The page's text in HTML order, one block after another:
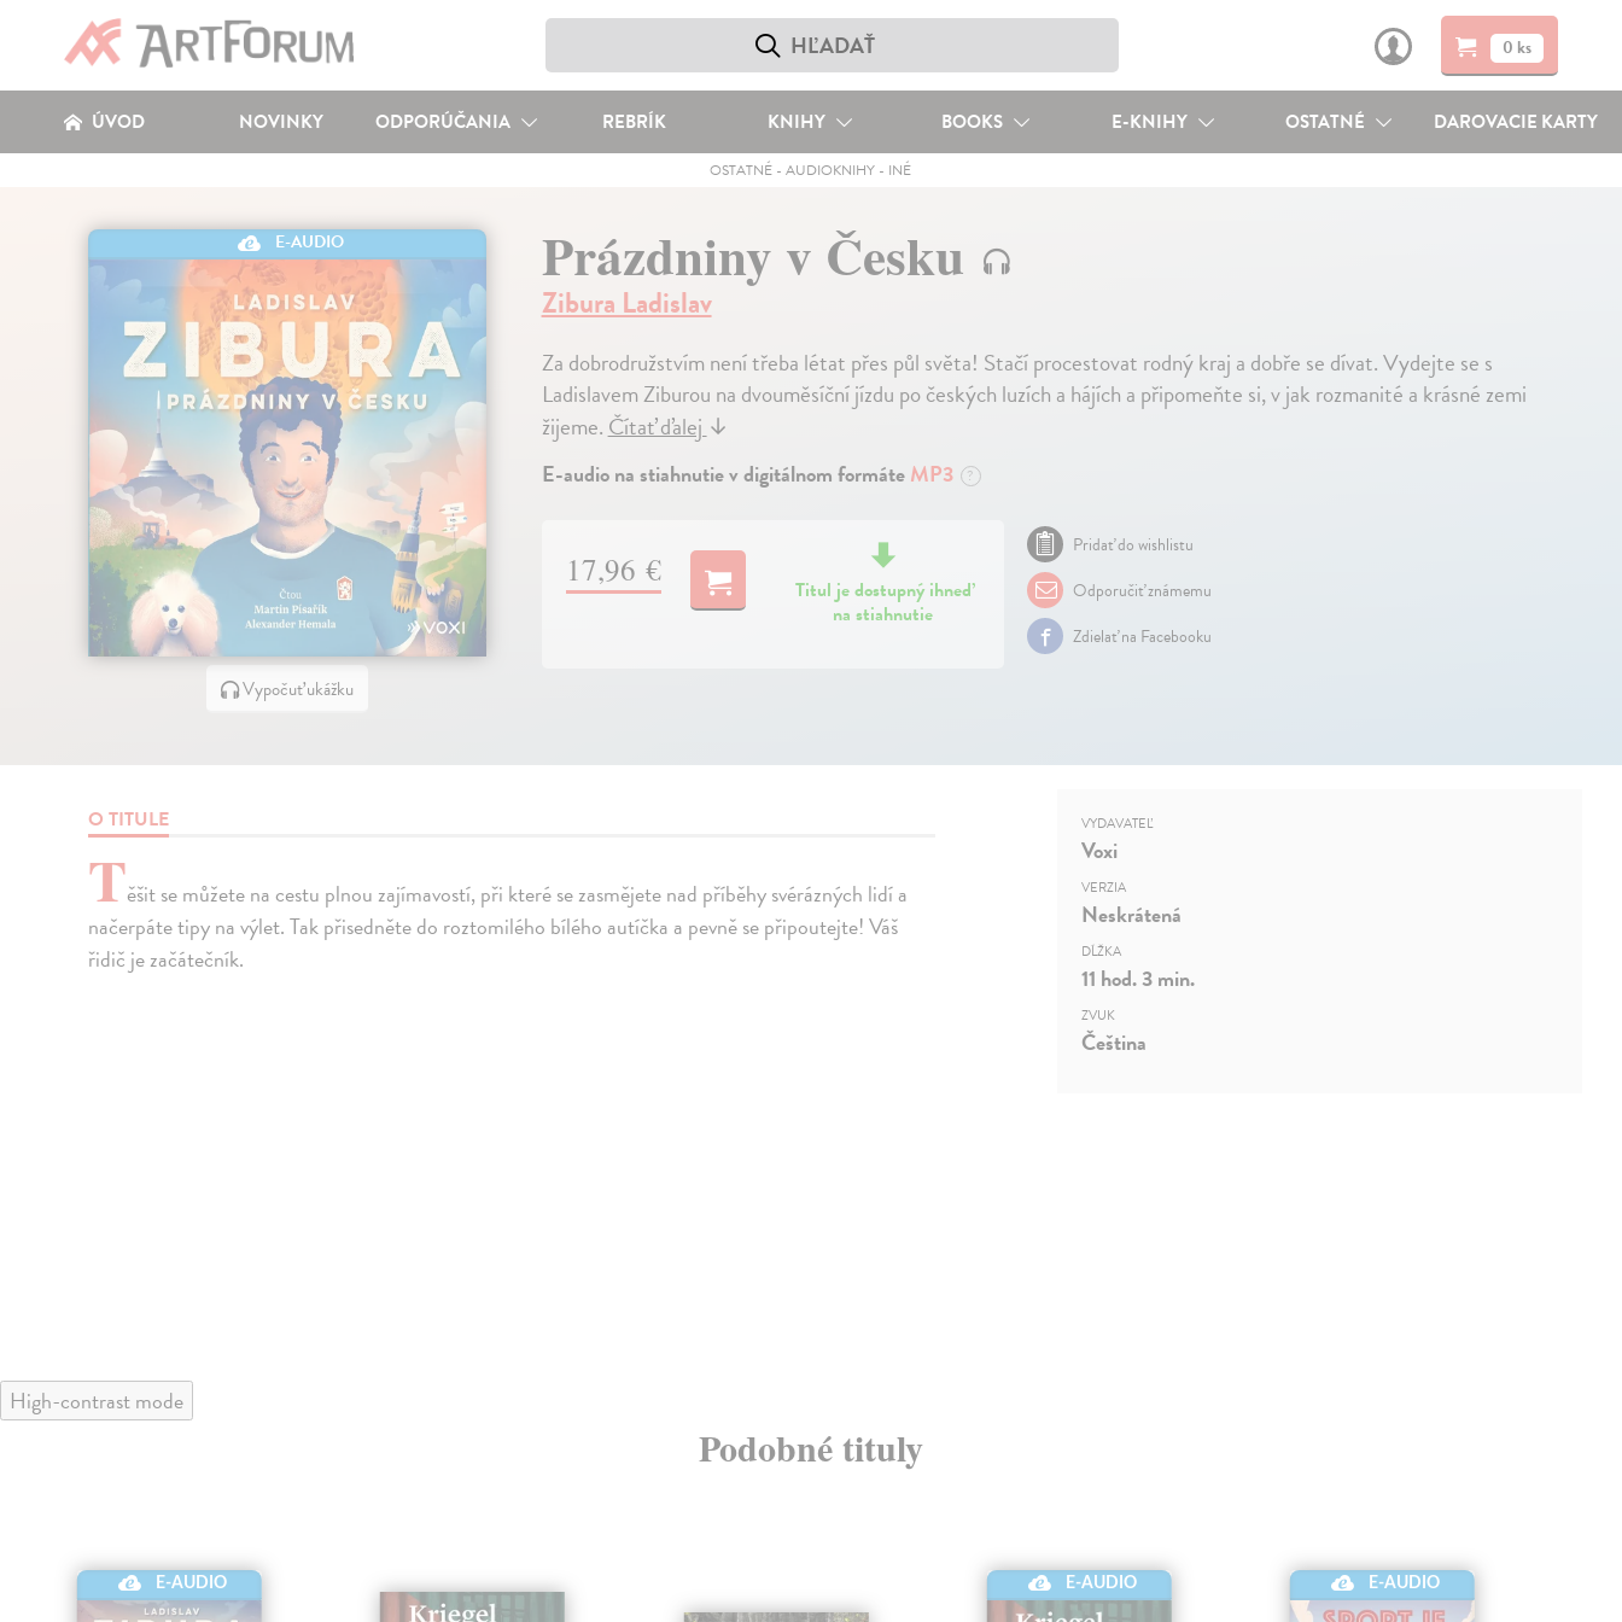
0 ks
ÚVOD NOVINKY ODPORÚČANIA REBRÍK KNIHY BOOKS E-KNIHY OSTATNÉ DAROVACIE KARTY
OSTATNÉ -AUDIOKNIHY - INÉ
E-AUDIO
Vypočuť ukážku
Prázdniny v Česku
Zibura Ladislav
Za dobrodružstvím není třeba létat přes půl světa! Stačí procestovat rodný kraj a dobře se dívat. Vydejte se s
Ladislavem Ziburou na dvouměsíční jízdu po českých luzích a hájích a připomeňte si, v jak rozmanité a krásné zemi
žijeme.Čítať ďalej↓
E-audio na stiahnutie v digitálnom formáteMP3 ?
17,96 €
Titul je dostupný ihneď
na stiahnutie
Pridať do wishlistu
Odporučiť známemu
Zdielať na Facebooku
O TITULE
Těšit se můžete na cestu plnou zajímavostí, při které se zasmějete nad příběhy svérázných lidí a
načerpáte tipy na výlet. Tak přisedněte do roztomilého bílého autíčka a pevně se připoutejte! Váš
řidič je začátečník.
VYDAVATEĽ
Voxi
VERZIA
Neskrátená
DĹŽKA
11 hod. 3 min.
ZVUK
Čeština
High-contrast mode
Podobné tituly
E-AUDIO E-AUDIO E-AUDIO